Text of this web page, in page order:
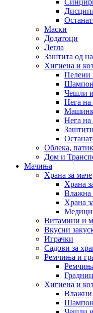
Маски
Додатоци
Легла
Заштита од
Хигиена и
Пелени
Чешли
Нега на
Нега на
Облека,
Дом и
Мачиња
Храна за маче
Храна
Влажна
Храна
Витамини и
Вкусни
Играчки
Садови за
Ремчиња и
Хигиена и
Влажни